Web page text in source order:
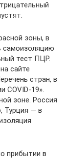
зоны, в
самоизоляцию
тест ПЦР.
сайте
стран, в
COVID-19».
зоне. Россия
Турция — в
прибытии в